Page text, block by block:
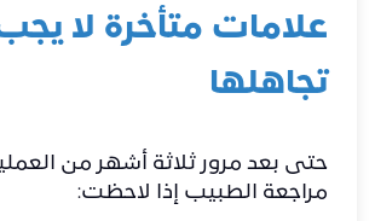
علامات متأخرة لا
تجاهلها
حتى بعد مرور ثلاثة أشهر من
مراجعة الطبيب إذا لاحظت: